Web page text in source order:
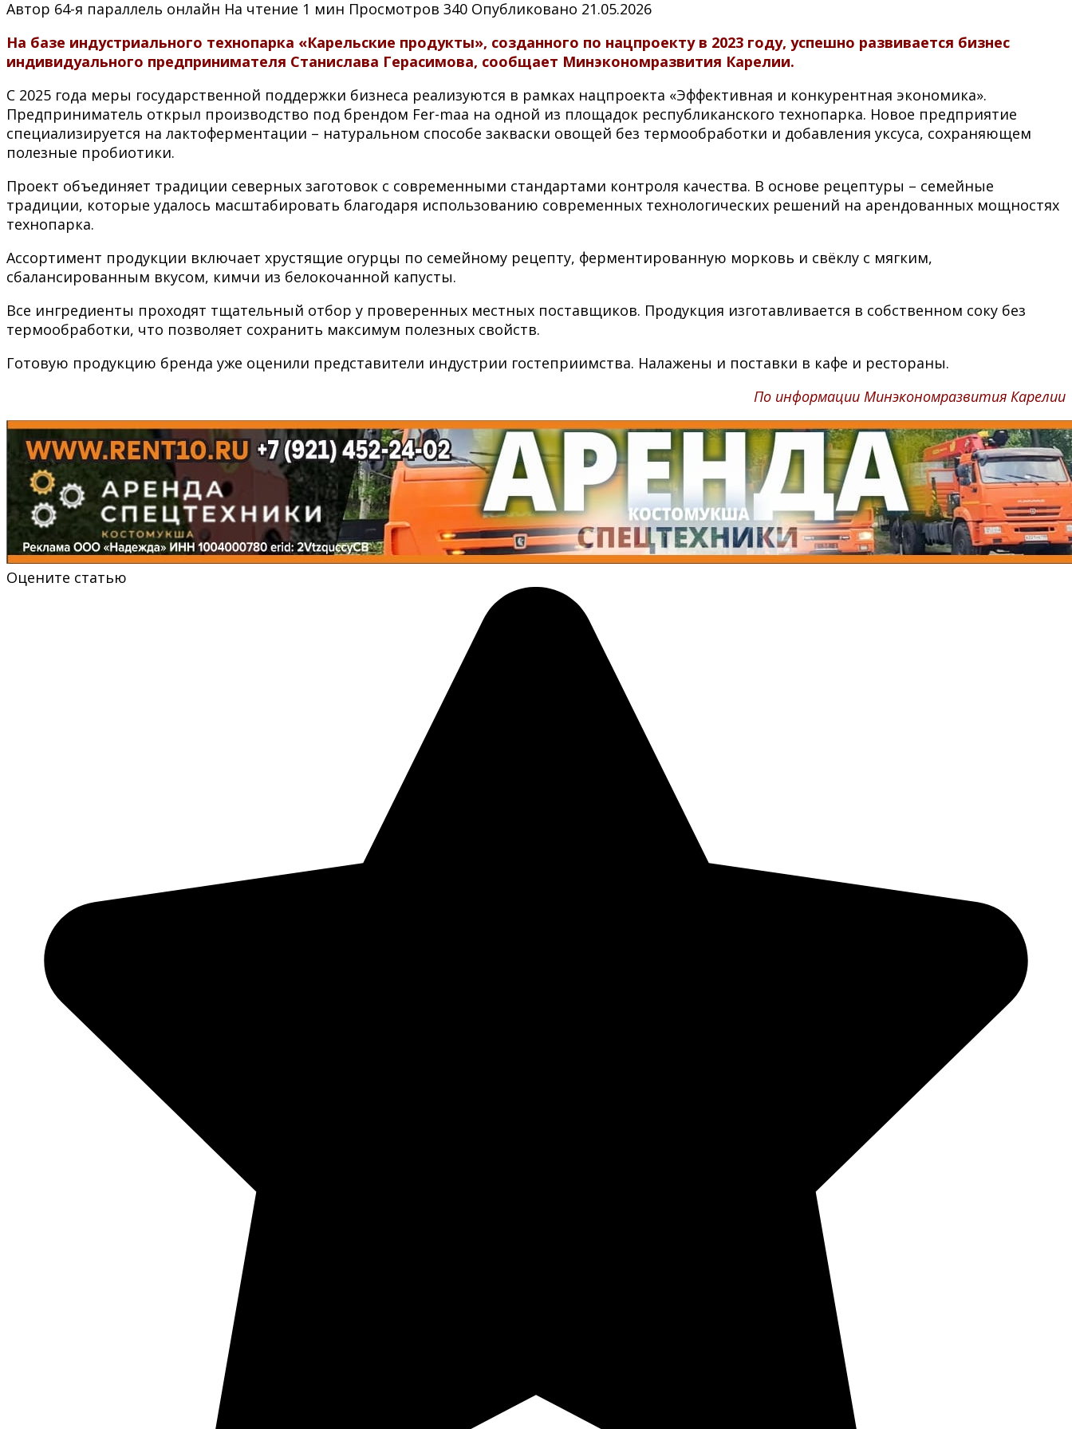
Автор 64-я параллель онлайн На чтение 1 мин Просмотров 340 Опубликовано 21.05.2026
На базе индустриального технопарка «Карельские продукты», созданного по нацпроекту в 2023 году, успешно развивается бизнес
индивидуального предпринимателя Станислава Герасимова, сообщает Минэкономразвития Карелии.
С 2025 года меры государственной поддержки бизнеса реализуются в рамках нацпроекта «Эффективная и конкурентная экономика».
Предприниматель открыл производство под брендом Fer-maa на одной из площадок республиканского технопарка. Новое предприятие
специализируется на лактоферментации – натуральном способе закваски овощей без термообработки и добавления уксуса, сохраняющем
полезные пробиотики.
Проект объединяет традиции северных заготовок с современными стандартами контроля качества. В основе рецептуры – семейные
традиции, которые удалось масштабировать благодаря использованию современных технологических решений на арендованных мощностях
технопарка.
Ассортимент продукции включает хрустящие огурцы по семейному рецепту, ферментированную морковь и свёклу с мягким,
сбалансированным вкусом, кимчи из белокочанной капусты.
Все ингредиенты проходят тщательный отбор у проверенных местных поставщиков. Продукция изготавливается в собственном соку без
термообработки, что позволяет сохранить максимум полезных свойств.
Готовую продукцию бренда уже оценили представители индустрии гостеприимства. Налажены и поставки в кафе и рестораны.
По информации Минэкономразвития Карелии
Оцените статью